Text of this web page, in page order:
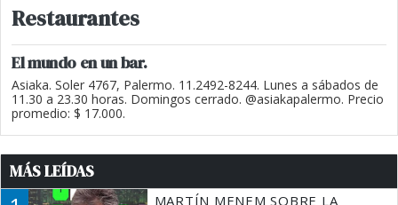
Restaurantes
El mundo en un bar.
Asiaka. Soler 4767, Palermo. 11.2492-8244. Lunes a sábados de
11.30 a 23.30 horas. Domingos cerrado. @asiakapalermo. Precio
promedio: $ 17.000.
MÁS LEÍDAS
MARTÍN MENEM SOBRE LA